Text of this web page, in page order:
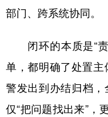
部门、跨系统协同。
闭环的本质是“责
单，都明确了处置
警发出到办结归档
仅“把问题找出来”